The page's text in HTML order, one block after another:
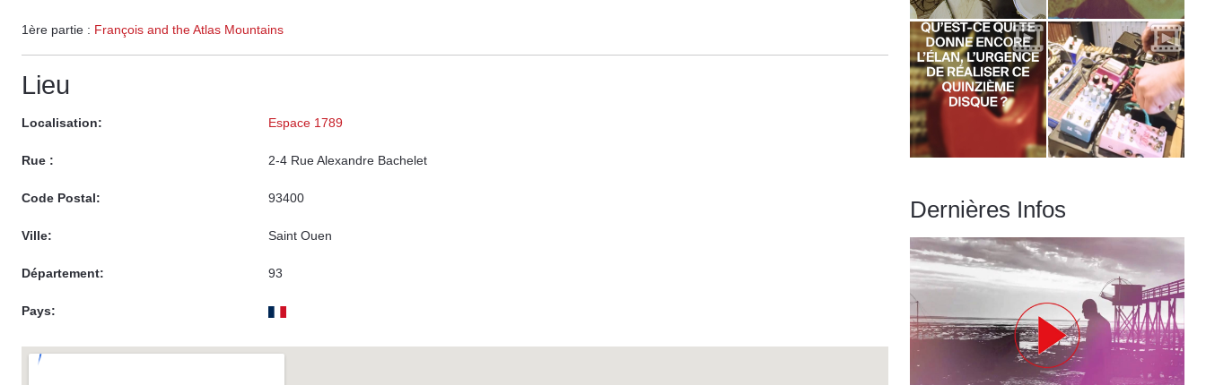
1ère partie : François and the Atlas Mountains
Lieu
Localisation: Espace 1789
Rue : 2-4 Rue Alexandre Bachelet
Code Postal: 93400
Ville: Saint Ouen
Département: 93
Pays:
Dernières Infos